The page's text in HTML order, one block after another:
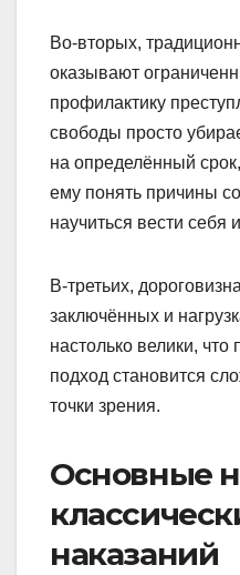
Во-вторых,
оказывают
профилактику
свободы просто
на определённый
ему понять причины
научиться вести себя
В-третьих,
заключённых и
настолько велики, что
подход становится
точки зрения.
Основные
наказаний